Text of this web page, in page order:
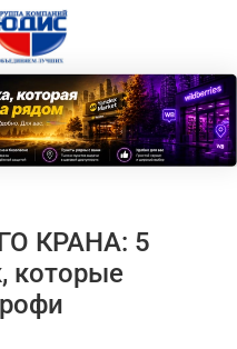
КРАНА: 5
которые